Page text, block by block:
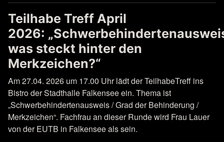
Teilhabe Treff April
2026:
was steckt hinter den
Merkzeichen?“
Am 27.04. 2026 um 17.00 Uhr lädt der TeilhabeTreff ins
Bistro der Stadthalle Falkensee ein. Thema ist
„Schwerbehindertenausweis / Grad der Behinderung /
Merkzeichen“. Fachfrau an dieser Runde wird Frau Lauer
von der EUTB in Falkensee als sein.